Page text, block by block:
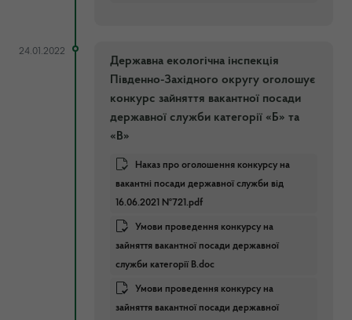
24.01.2022
Державна екологічна інспекція
Південно-Західного округу оголошує
конкурс зайняття вакантної посади
державної служби категорії «Б» та
«В»
Наказ про оголошення конкурсу на
вакантні посади державної служби від
16.06.2021 №721.pdf
Умови проведення конкурсу на
зайняття вакантної посади державної
служби категорії В.doc
Умови проведення конкурсу на
зайняття вакантної посади державної